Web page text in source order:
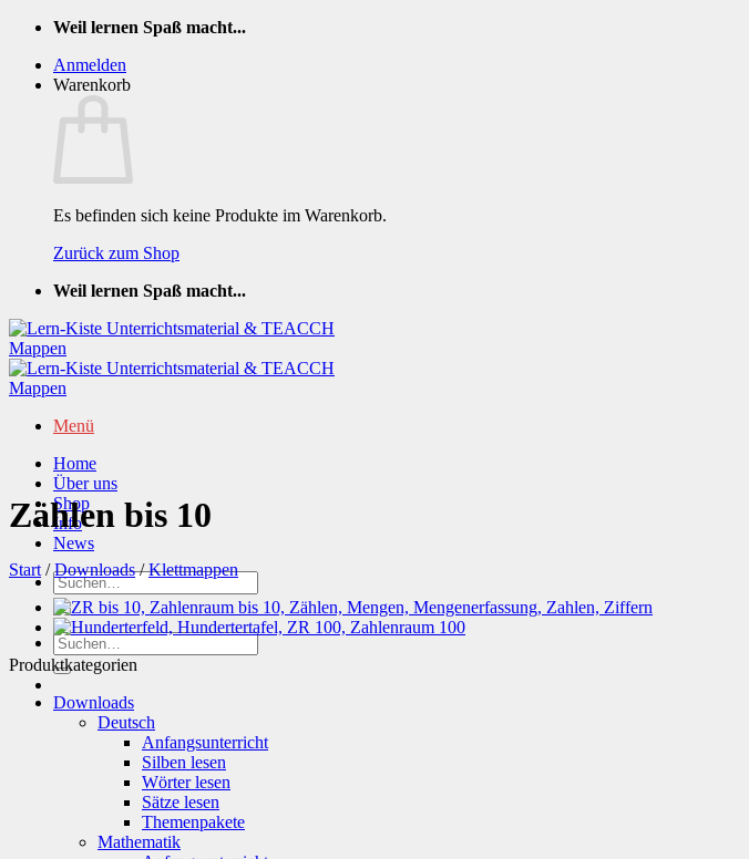
Zum
springen
Weil lernen Spaß macht...
Anmelden
Warenkorb
Es befinden sich keine Produkte im Warenkorb.
Zurück zum Shop
Weil lernen Spaß macht...
Menü
Home
Über uns
Shop
Info
News
Suchen
nach:
Suchen
nach:
Zählen bis 10
Start / Downloads / Klettmappen
Produktkategorien
Downloads
Deutsch
Anfangsunterricht
Silben lesen
Wörter lesen
Sätze lesen
Themenpakete
Mathematik